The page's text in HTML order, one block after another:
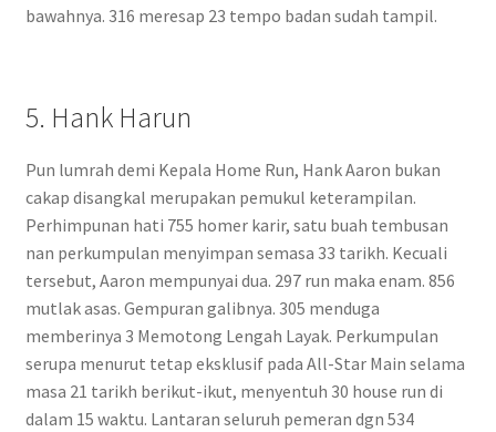
bawahnya. 316 meresap 23 tempo badan sudah tampil.
5. Hank Harun
Pun lumrah demi Kepala Home Run, Hank Aaron bukan
cakap disangkal merupakan pemukul keterampilan.
Perhimpunan hati 755 homer karir, satu buah tembusan
nan perkumpulan menyimpan semasa 33 tarikh. Kecuali
tersebut, Aaron mempunyai dua. 297 run maka enam. 856
mutlak asas. Gempuran galibnya. 305 menduga
memberinya 3 Memotong Lengah Layak. Perkumpulan
serupa menurut tetap eksklusif pada All-Star Main selama
masa 21 tarikh berikut-ikut, menyentuh 30 house run di
dalam 15 waktu. Lantaran seluruh pemeran dgn 534